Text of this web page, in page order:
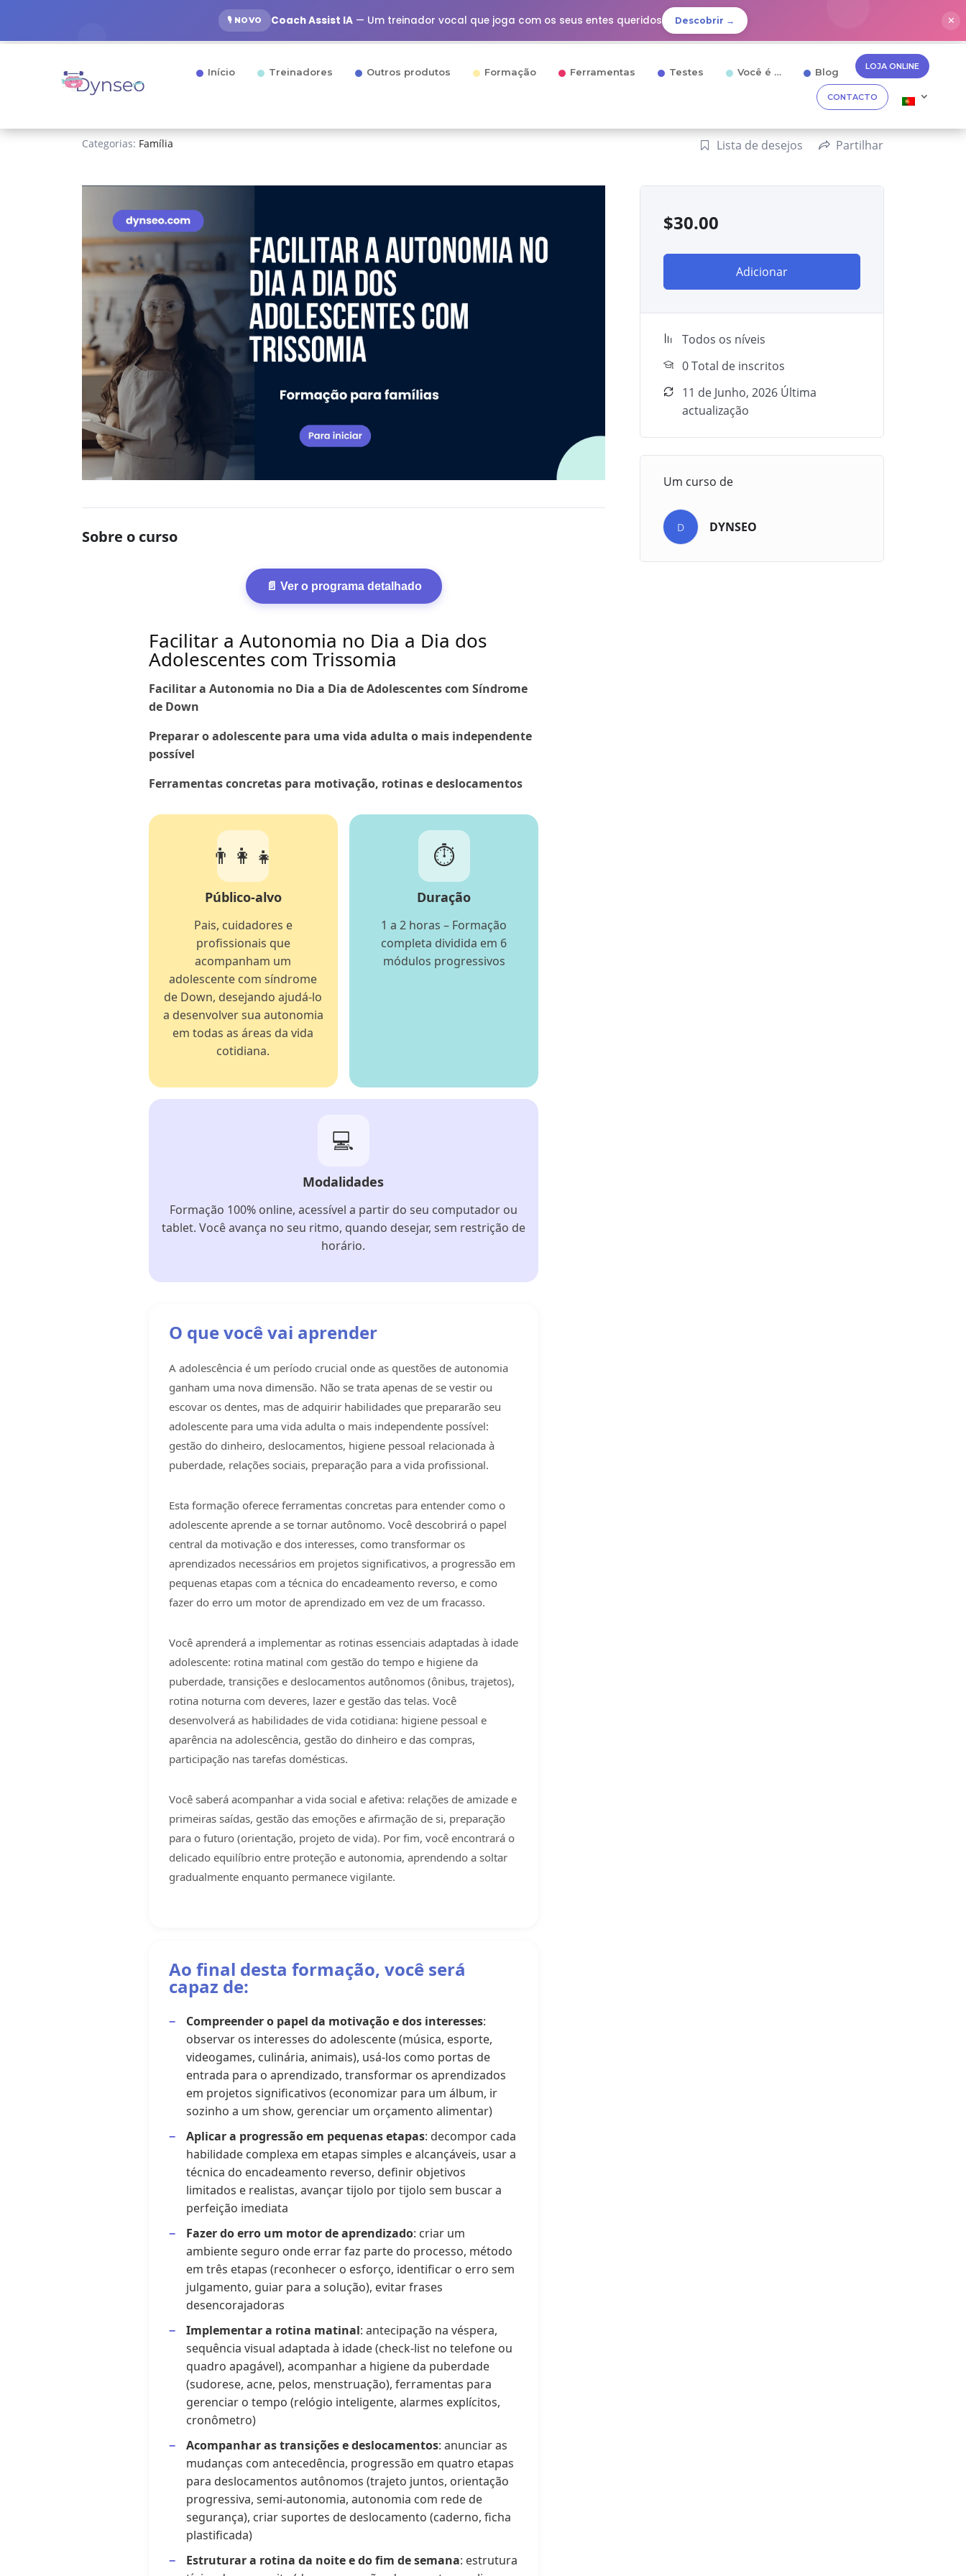
🎙️ NOVO Coach Assist IA— Um treinador vocal que joga com os seus entes queridos Descobrir → ✕
Início Treinadores Outros produtos Formação Ferramentas Testes Você é … Blog LOJA ONLINE
CONTACTO
Categorias: Família Lista de desejos Partilhar
Sobre o curso
📄 Ver o programa detalhado
Facilitar a Autonomia no Dia a Dia dos
Adolescentes com Trissomia
Facilitar a Autonomia no Dia a Dia de Adolescentes com Síndrome
de Down
Preparar o adolescente para uma vida adulta o mais independente
possível
Ferramentas concretas para motivação, rotinas e deslocamentos
👨‍👩‍👧
Público-alvo
Pais, cuidadores e
profissionais que
acompanham um
adolescente com síndrome
de Down, desejando ajudá-lo
a desenvolver sua autonomia
em todas as áreas da vida
cotidiana.
⏱️
Duração
1 a 2 horas – Formação
completa dividida em 6
módulos progressivos
💻
Modalidades
Formação 100% online, acessível a partir do seu computador ou
tablet. Você avança no seu ritmo, quando desejar, sem restrição de
horário.
O que você vai aprender
A adolescência é um período crucial onde as questões de autonomia
ganham uma nova dimensão. Não se trata apenas de se vestir ou
escovar os dentes, mas de adquirir habilidades que prepararão seu
adolescente para uma vida adulta o mais independente possível:
gestão do dinheiro, deslocamentos, higiene pessoal relacionada à
puberdade, relações sociais, preparação para a vida profissional.
Esta formação oferece ferramentas concretas para entender como o
adolescente aprende a se tornar autônomo. Você descobrirá o papel
central da motivação e dos interesses, como transformar os
aprendizados necessários em projetos significativos, a progressão em
pequenas etapas com a técnica do encadeamento reverso, e como
fazer do erro um motor de aprendizado em vez de um fracasso.
Você aprenderá a implementar as rotinas essenciais adaptadas à idade
adolescente: rotina matinal com gestão do tempo e higiene da
puberdade, transições e deslocamentos autônomos (ônibus, trajetos),
rotina noturna com deveres, lazer e gestão das telas. Você
desenvolverá as habilidades de vida cotidiana: higiene pessoal e
aparência na adolescência, gestão do dinheiro e das compras,
participação nas tarefas domésticas.
Você saberá acompanhar a vida social e afetiva: relações de amizade e
primeiras saídas, gestão das emoções e afirmação de si, preparação
para o futuro (orientação, projeto de vida). Por fim, você encontrará o
delicado equilíbrio entre proteção e autonomia, aprendendo a soltar
gradualmente enquanto permanece vigilante.
Ao final desta formação, você será
capaz de:
Compreender o papel da motivação e dos interesses:
observar os interesses do adolescente (música, esporte,
videogames, culinária, animais), usá-los como portas de
entrada para o aprendizado, transformar os aprendizados
em projetos significativos (economizar para um álbum, ir
sozinho a um show, gerenciar um orçamento alimentar)
Aplicar a progressão em pequenas etapas: decompor cada
habilidade complexa em etapas simples e alcançáveis, usar a
técnica do encadeamento reverso, definir objetivos
limitados e realistas, avançar tijolo por tijolo sem buscar a
perfeição imediata
Fazer do erro um motor de aprendizado: criar um
ambiente seguro onde errar faz parte do processo, método
em três etapas (reconhecer o esforço, identificar o erro sem
julgamento, guiar para a solução), evitar frases
desencorajadoras
Implementar a rotina matinal: antecipação na véspera,
sequência visual adaptada à idade (check-list no telefone ou
quadro apagável), acompanhar a higiene da puberdade
(sudorese, acne, pelos, menstruação), ferramentas para
gerenciar o tempo (relógio inteligente, alarmes explícitos,
cronômetro)
Acompanhar as transições e deslocamentos: anunciar as
mudanças com antecedência, progressão em quatro etapas
para deslocamentos autônomos (trajeto juntos, orientação
progressiva, semi-autonomia, autonomia com rede de
segurança), criar suportes de deslocamento (caderno, ficha
plastificada)
Estruturar a rotina da noite e do fim de semana: estrutura
$30.00
Adicionar
Todos os níveis
0 Total de inscritos
11 de Junho, 2026 Última
actualização
Um curso de
D DYNSEO